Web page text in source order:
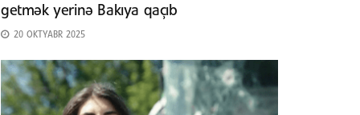
getmək yerinə Bakıya qaçıb
20 OKTYABR 2025